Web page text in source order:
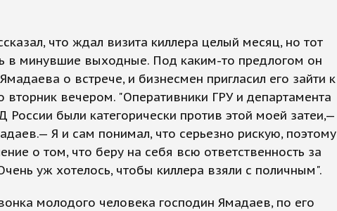
что ждал визита киллера целый месяц, но тот
в минувшие выходные. Под каким-то предлогом он
о встрече, и бизнесмен пригласил его зайти к
вторник вечером. "Оперативники ГРУ и департамента
России были категорически против этой моей затеи,—
Я и сам понимал, что серьезно рискую, поэтому
о том, что беру на себя всю ответственность за
уж хотелось, чтобы киллера взяли с поличным".
молодого человека господин Ямадаев, по его